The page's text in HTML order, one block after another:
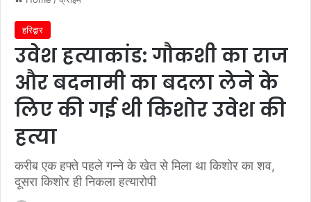
हरिद्वार
उवेश हत्याकांड: गौकशी का राज
और बदनामी का बदला लेने के
लिए की गई थी किशोर उवेश की
हत्या
करीब एक हफ्ते पहले गन्ने के खेत से मिला था किशोर का शव,
दूसरा किशोर ही निकला हत्यारोपी